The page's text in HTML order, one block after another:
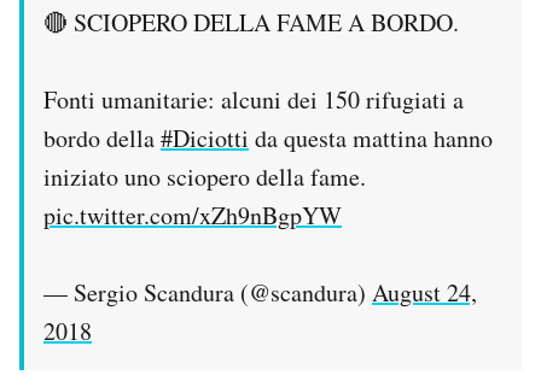
🔴 SCIOPERO DELLA FAME A BORDO.
Fonti umanitarie: alcuni dei 150 rifugiati a
bordo della#Diciotti da questa mattina hanno
iniziato uno sciopero della fame.
pic.twitter.com/xZh9nBgpYW
— Sergio Scandura (@scandura) August 24,
2018